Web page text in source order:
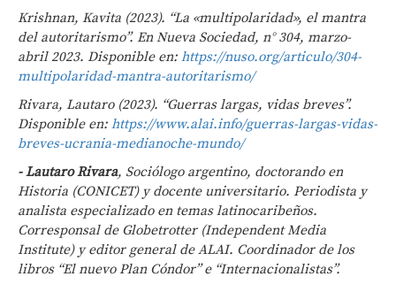
Krishnan, Kavita (2023). “La «multipolaridad», el mantra
del autoritarismo”. En Nueva Sociedad, n° 304, marzo-
abril 2023. Disponible en: https://nuso.org/articulo/304-
multipolaridad-mantra-autoritarismo/
Rivara, Lautaro (2023). “Guerras largas, vidas breves”.
Disponible en: https://www.alai.info/guerras-largas-vidas-
breves-ucrania-medianoche-mundo/
- Lautaro Rivara, Sociólogo argentino, doctorando en
Historia (CONICET) y docente universitario. Periodista y
analista especializado en temas latinocaribeños.
Corresponsal de Globetrotter (Independent Media
Institute) y editor general de ALAI. Coordinador de los
libros “El nuevo Plan Cóndor” e “Internacionalistas”.